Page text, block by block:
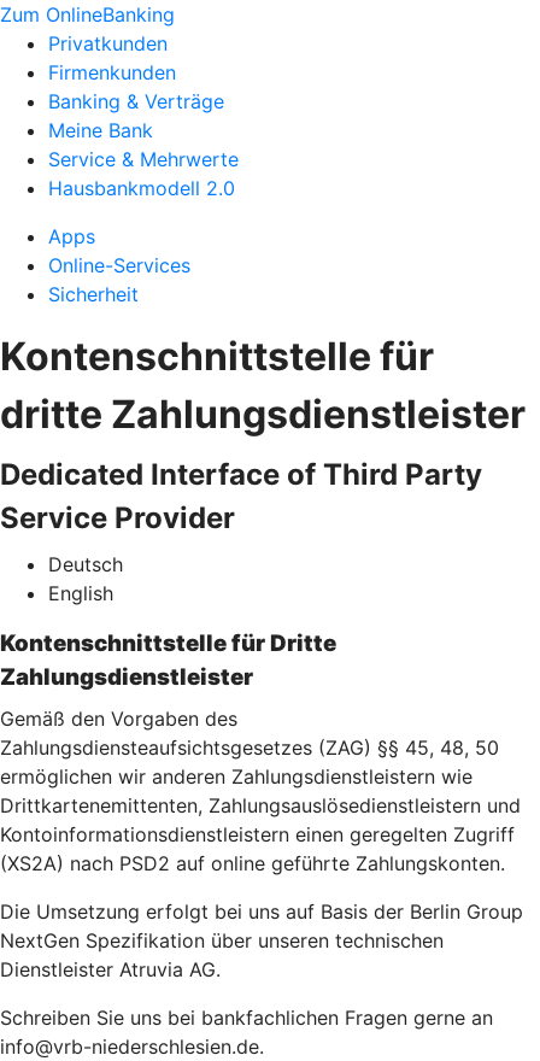
Zum OnlineBanking
Privatkunden
Firmenkunden
Banking & Verträge
Meine Bank
Service & Mehrwerte
Hausbankmodell 2.0
Apps
Online-Services
Sicherheit
Kontenschnittstelle für
dritte Zahlungsdienstleister
Dedicated Interface of Third Party
Service Provider
Deutsch
English
Kontenschnittstelle für Dritte
Zahlungsdienstleister
Gemäß den Vorgaben des
Zahlungsdiensteaufsichtsgesetzes (ZAG) §§ 45, 48, 50
ermöglichen wir anderen Zahlungsdienstleistern wie
Drittkartenemittenten, Zahlungsauslösedienstleistern und
Kontoinformationsdienstleistern einen geregelten Zugriff
(XS2A) nach PSD2 auf online geführte Zahlungskonten.
Die Umsetzung erfolgt bei uns auf Basis der Berlin Group
NextGen Spezifikation über unseren technischen
Dienstleister Atruvia AG.
Schreiben Sie uns bei bankfachlichen Fragen gerne an
info@vrb-niederschlesien.de.